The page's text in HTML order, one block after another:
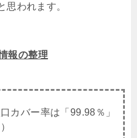
思われます。
報の整理
カバー率は「 99.98 ％」